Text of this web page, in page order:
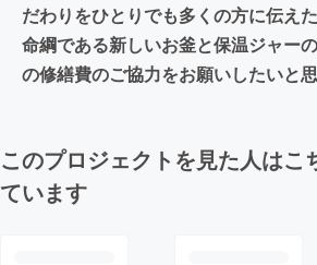
だわりをひとりでも多くの方に伝え
命綱である新しいお釜と保温ジャー
の修繕費のご協力をお願いしたいと思
このプロジェクトを見た人はこ
ています